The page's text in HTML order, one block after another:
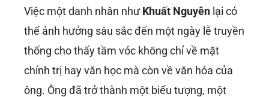
Việc một danh nhân nhưKhuất Nguyên lại có
thể ảnh hưởng sâu sắc đến một ngày lễ truyền
thống cho thấy tầm vóc không chỉ về mặt
chính trị hay văn học mà còn về văn hóa của
ông. Ông đã trở thành một biểu tượng, một